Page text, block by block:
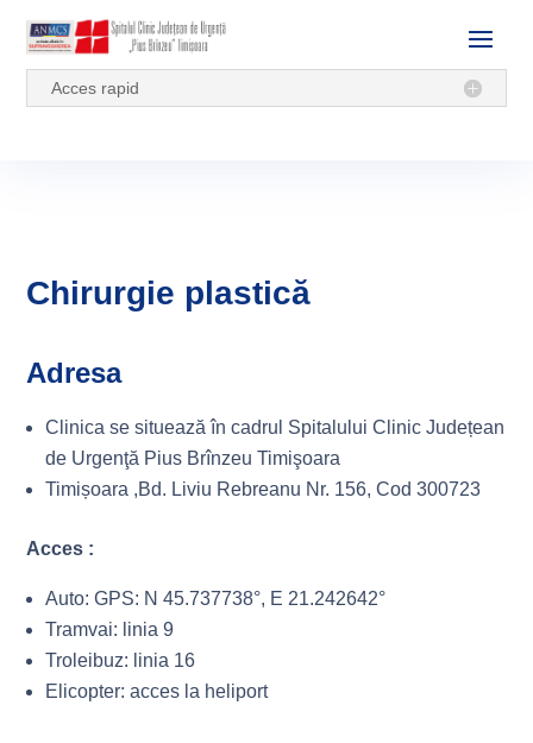
Acces rapid
Chirurgie plastică
Adresa
Clinica se situează în cadrul Spitalului Clinic Județean
de Urgenţă Pius Brînzeu Timişoara
Timișoara ,Bd. Liviu Rebreanu Nr. 156, Cod 300723
Acces :
Auto: GPS: N 45.737738°, E 21.242642°
Tramvai: linia 9
Troleibuz: linia 16
Elicopter: acces la heliport